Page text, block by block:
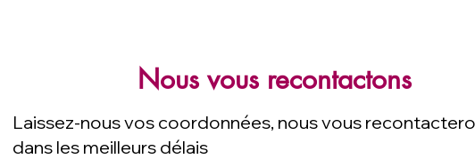
Nous vous recontactons
Laissez-nous vos coordonnées, nous vous
dans les meilleurs délais